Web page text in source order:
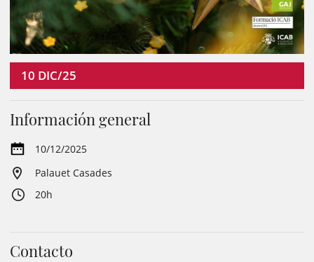
10 DIC/25
Información general
10/12/2025
Palauet Casades
20h
Contacto